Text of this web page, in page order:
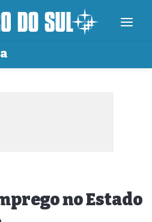
no Estado